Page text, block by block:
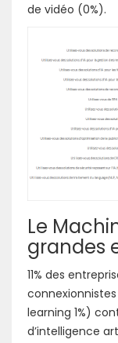
de vidéo (0%).
Le
grandes
11% des
learning 1%)
d’intelligence